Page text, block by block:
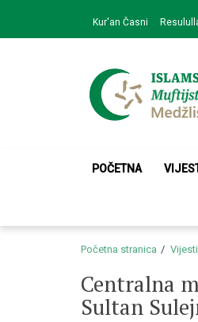
navigation
content
Kur'an Časni
POČETNA
Početna stranica Vijesti
Centralna
Sultan